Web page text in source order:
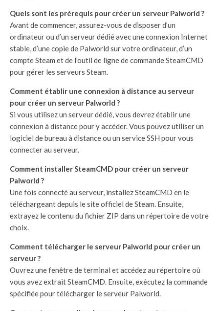
Quels sont les prérequis pour créer un serveur Palworld ?
Avant de commencer, assurez-vous de disposer d’un
ordinateur ou d’un serveur dédié avec une connexion Internet
stable, d’une copie de Palworld sur votre ordinateur, d’un
compte Steam et de l’outil de ligne de commande SteamCMD
pour gérer les serveurs Steam.
Comment établir une connexion à distance au serveur
pour créer un serveur Palworld ?
Si vous utilisez un serveur dédié, vous devrez établir une
connexion à distance pour y accéder. Vous pouvez utiliser un
logiciel de bureau à distance ou un service SSH pour vous
connecter au serveur.
Comment installer SteamCMD pour créer un serveur
Palworld ?
Une fois connecté au serveur, installez SteamCMD en le
téléchargeant depuis le site officiel de Steam. Ensuite,
extrayez le contenu du fichier ZIP dans un répertoire de votre
choix.
Comment télécharger le serveur Palworld pour créer un
serveur ?
Ouvrez une fenêtre de terminal et accédez au répertoire où
vous avez extrait SteamCMD. Ensuite, exécutez la commande
spécifiée pour télécharger le serveur Palworld.